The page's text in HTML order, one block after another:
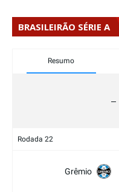
BRASILEIRÃO SÉRIE A
Resumo
Rodada 22
Grêmio